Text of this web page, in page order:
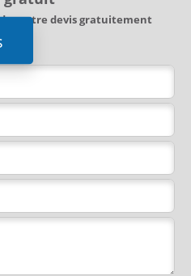
votre devis gratuitement